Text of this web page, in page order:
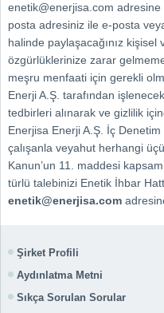
enetik@enerjisa.com
posta adresiniz ile e-posta
halinde paylaşacağınız
özgürlüklerinize zarar
meşru menfaati için gerekli
Enerji A.Ş. tarafından
tedbirleri alınarak ve gizlilik
Enerjisa Enerji A.Ş. İç Denetim
çalışanla veyahut herhangi
Kanun’un 11. maddesi
türlü talebinizi Enetik İhbar
enetik@enerjisa.com
Şirket Profili
Aydınlatma Metni
Sıkça Sorulan Sorular